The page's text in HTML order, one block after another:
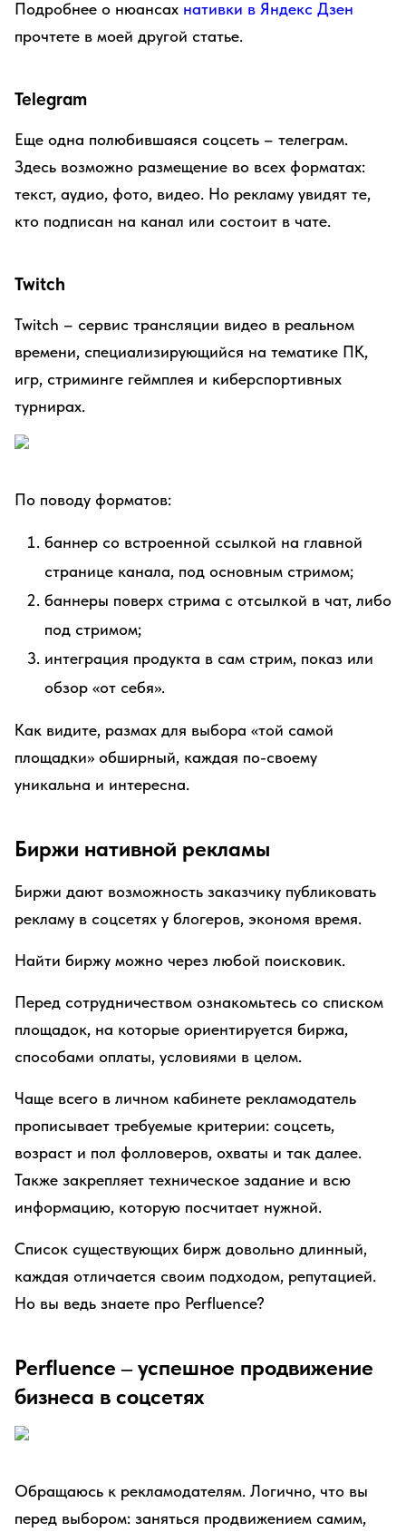
Подробнее о нюансах нативки в Яндекс Дзен
прочтете в моей другой статье.
Telegram
Еще одна полюбившаяся соцсеть – телеграм.
Здесь возможно размещение во всех форматах:
текст, аудио, фото, видео. Но рекламу увидят те,
кто подписан на канал или состоит в чате.
Twitch
Twitch – сервис трансляции видео в реальном
времени, специализирующийся на тематике ПК,
игр, стриминге геймплея и киберспортивных
турнирах.
По поводу форматов:
баннер со встроенной ссылкой на главной
странице канала, под основным стримом;
баннеры поверх стрима с отсылкой в чат, либо
под стримом;
интеграция продукта в сам стрим, показ или
обзор «от себя».
Как видите, размах для выбора «той самой
площадки» обширный, каждая по-своему
уникальна и интересна.
Биржи нативной рекламы
Биржи дают возможность заказчику публиковать
рекламу в соцсетях у блогеров, экономя время.
Найти биржу можно через любой поисковик.
Перед сотрудничеством ознакомьтесь со списком
площадок, на которые ориентируется биржа,
способами оплаты, условиями в целом.
Чаще всего в личном кабинете рекламодатель
прописывает требуемые критерии: соцсеть,
возраст и пол фолловеров, охваты и так далее.
Также закрепляет техническое задание и всю
информацию, которую посчитает нужной.
Список существующих бирж довольно длинный,
каждая отличается своим подходом, репутацией.
Но вы ведь знаете про Perfluence?
Perfluence – успешное продвижение
бизнеса в соцсетях
Обращаюсь к рекламодателям. Логично, что вы
перед выбором: заняться продвижением самим,